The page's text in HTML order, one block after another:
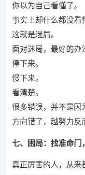
你以为自己看懂了。
事实上却什么都没看
这就是迷局。
面对迷局，最好的办
停下来。
慢下来。
看清楚。
很多错误，并不是因
方向错了，越努力反
七、困局：找准命门
真正厉害的人，从来